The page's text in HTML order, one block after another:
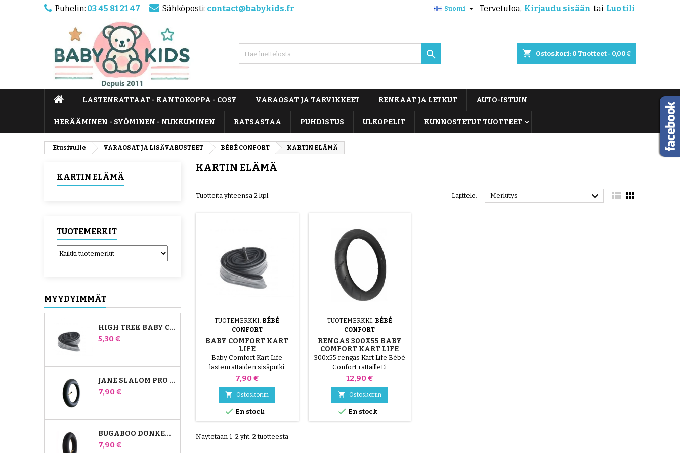
Puhelin: 03 45 81 21 47 Sähköposti: contact@babykids.fr Tervetuloa, Kirjaudu sisään tai Luo tili
Suomi 
shopping_cart Ostoskori: 0 Tuotteet - 0,00 €

LASTENRATTAAT - KANTOKOPPA - COSY VARAOSAT JA TARVIKKEET RENKAAT JA LETKUT AUTO-ISTUIN
HERÄÄMINEN - SYÖMINEN - NUKKUMINEN RATSASTAA PUHDISTUS ULKOPELIT KUNNOSTETUT TUOTTEET
Etusivulle VARAOSAT JA LISÄVARUSTEET BÉBÉ CONFORT KARTIN ELÄMÄ
KARTIN ELÄMÄ
TUOTEMERKIT
MYYDYIMMÄT
HIGH TREK BABY COMFORT -SISÄPUTKI
Hinta
5,30 €
JANÉ SLALOM PRO JA POWERTWIN RATTAIDEN SISÄKUMI
Hinta
7,90 €
BUGABOO DONKEY RATTAIDEN ETUILMAKAMMIO
Hinta
7,90 €
KARTIN ELÄMÄ
Tuotteita yhteensä 2 kpl. Lajittele: Merkitys   
TUOTEMERKKI: BÉBÉ
CONFORT
BABY COMFORT KART
LIFE
LASTENRATTAIDEN
SISÄPUTKI
Baby Comfort Kart Life
lastenrattaiden sisäputki
Hinta
7,90 €
 Ostoskoriin
 En stock
TUOTEMERKKI: BÉBÉ
CONFORT
RENGAS 300X55 BABY
COMFORT KART LIFE
STROLLERIIN
300x55 rengas Kart Life Bébé
Confort rattailleEi
yhteensopiva Phil and Teds -
rattaiden kanssa. Ei korvaa
Wolber- tai Michelin-renkaita
Hinta
12,90 €
 Ostoskoriin
 En stock
Näytetään 1-2 yht. 2 tuotteesta